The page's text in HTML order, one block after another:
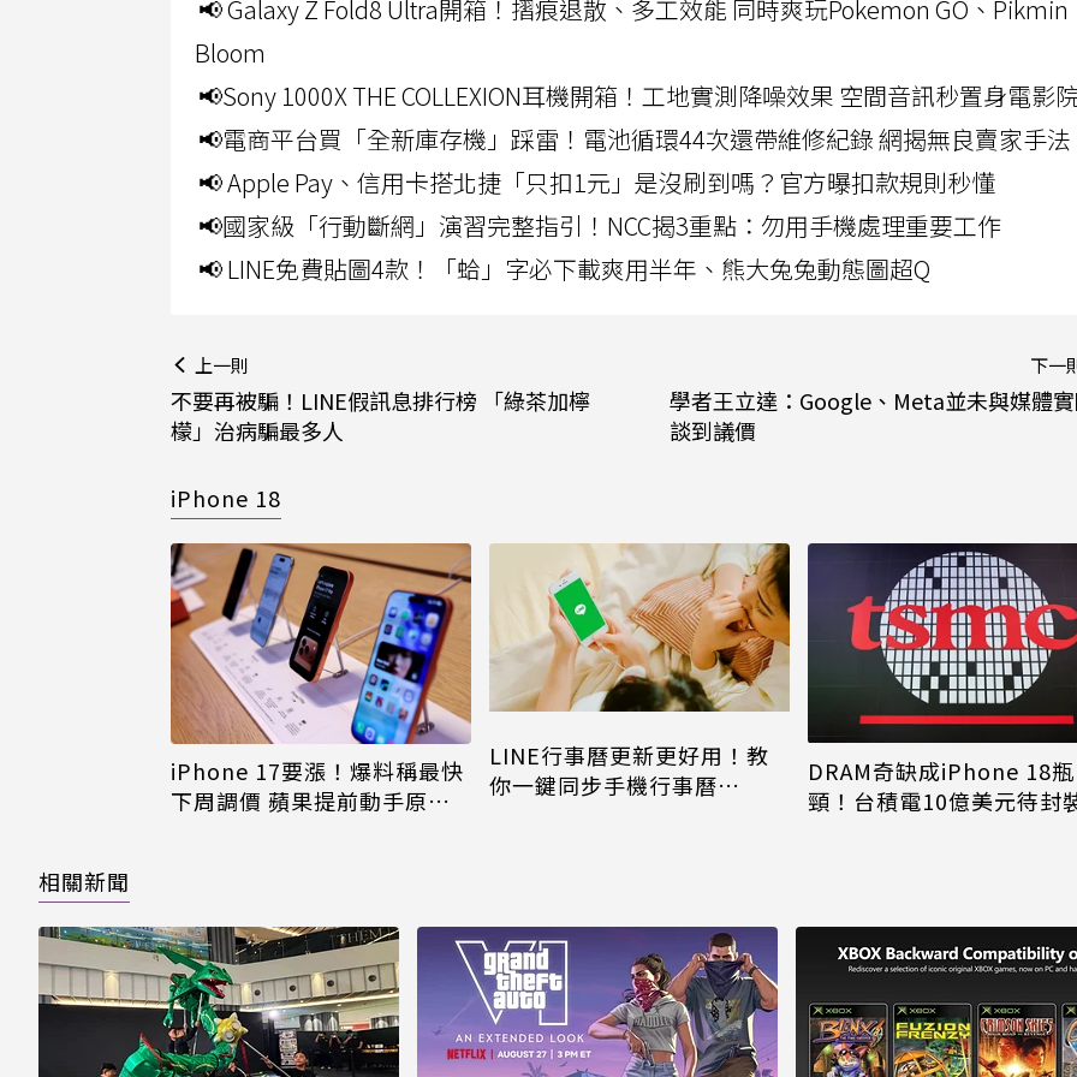
📢 Galaxy Z Fold8 Ultra開箱！摺痕退散、多工效能 同時爽玩Pokemon GO、Pikmin
Bloom
📢Sony 1000X THE COLLEXION耳機開箱！工地實測降噪效果 空間音訊秒置身電影
📢電商平台買「全新庫存機」踩雷！電池循環44次還帶維修紀錄 網揭無良賣家手法
📢 Apple Pay、信用卡搭北捷「只扣1元」是沒刷到嗎？官方曝扣款規則秒懂
📢國家級「行動斷網」演習完整指引！NCC揭3重點：勿用手機處理重要工作
📢 LINE免費貼圖4款！「蛤」字必下載爽用半年、熊大兔兔動態圖超Q
上一則
不要再被騙！LINE假訊息排行榜 「綠茶加檸
檬」治病騙最多人
下一
學者王立達：Google、Meta並未與媒體
談到議價
iPhone 18
iPhone 17要漲！爆料稱最快
下周調價 蘋果提前動手原因
LINE行事曆更新更好用！教
你一鍵同步手機行事曆
DRAM奇缺成iPhone 18瓶
頸！台積電10億美元待封
相關新聞